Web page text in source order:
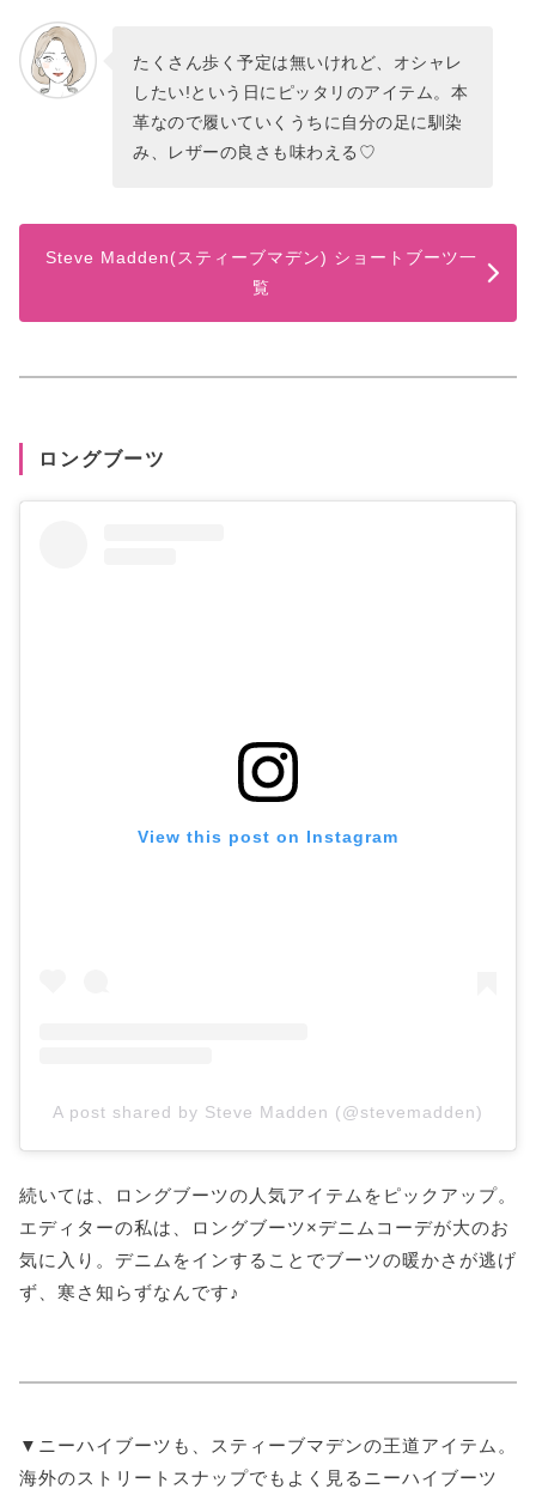
たくさん歩く予定は無いけれど、オシャレ
したい!という日にピッタリのアイテム。本
革なので履いていくうちに自分の足に馴染
み、レザーの良さも味わえる♡
Steve Madden(スティーブマデン) ショートブーツ一
覧
ロングブーツ
View this post on Instagram
A post shared by Steve Madden (@stevemadden)
続いては、ロングブーツの人気アイテムをピックアップ。
エディターの私は、ロングブーツ×デニムコーデが大のお
気に入り。デニムをインすることでブーツの暖かさが逃げ
ず、寒さ知らずなんです♪
▼ニーハイブーツも、スティーブマデンの王道アイテム。
海外のストリートスナップでもよく見るニーハイブーツ